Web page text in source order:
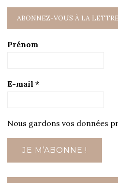
ABONNEZ-VOUS À LA
Prénom
E-mail *
Nous gardons vos données